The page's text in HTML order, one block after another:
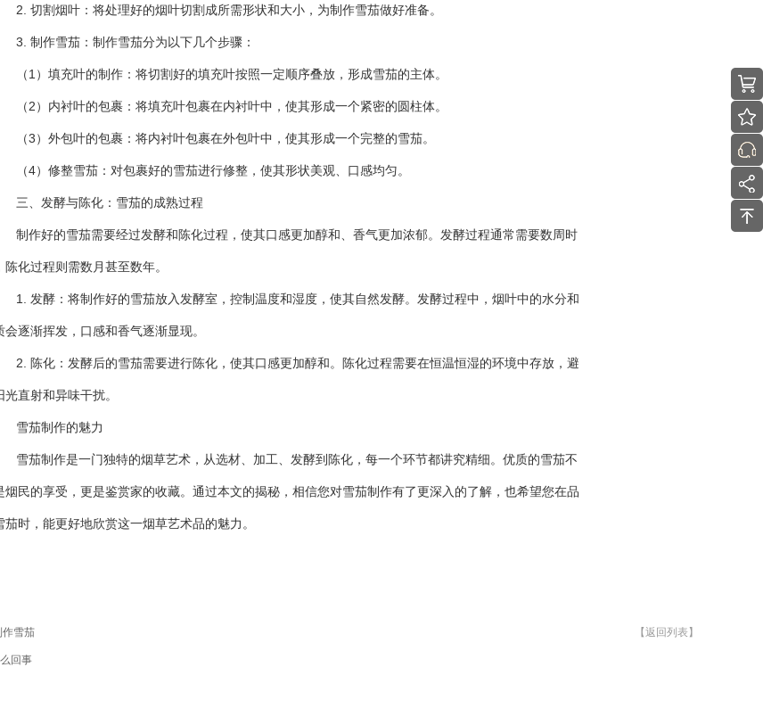
2. 切割烟叶：将处理好的烟叶切割成所需形状和大小，为制作雪茄做好准备。
3. 制作雪茄：制作雪茄分为以下几个步骤：
（1）填充叶的制作：将切割好的填充叶按照一定顺序叠放，形成雪茄的主体。
（2）内衬叶的包裹：将填充叶包裹在内衬叶中，使其形成一个紧密的圆柱体。
（3）外包叶的包裹：将内衬叶包裹在外包叶中，使其形成一个完整的雪茄。
（4）修整雪茄：对包裹好的雪茄进行修整，使其形状美观、口感均匀。
三、发酵与陈化：雪茄的成熟过程
制作好的雪茄需要经过发酵和陈化过程，使其口感更加醇和、香气更加浓郁。发酵过程通常需要数周时
陈化过程则需数月甚至数年。
1. 发酵：将制作好的雪茄放入发酵室，控制温度和湿度，使其自然发酵。发酵过程中，烟叶中的水分和
会逐渐挥发，口感和香气逐渐显现。
2. 陈化：发酵后的雪茄需要进行陈化，使其口感更加醇和。陈化过程需要在恒温恒湿的环境中存放，避
光直射和异味干扰。
雪茄制作的魅力
雪茄制作是一门独特的烟草艺术，从选材、加工、发酵到陈化，每一个环节都讲究精细。优质的雪茄不
烟民的享受，更是鉴赏家的收藏。通过本文的揭秘，相信您对雪茄制作有了更深入的了解，也希望您在品
茄时，能更好地欣赏这一烟草艺术品的魅力。
作雪茄 【返回列表】
回事